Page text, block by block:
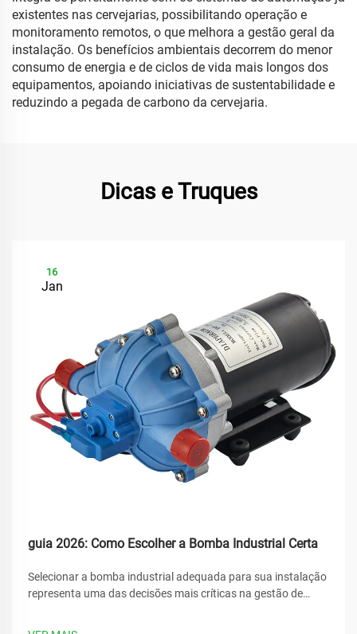
existentes nas cervejarias, possibilitando operação e
monitoramento remotos, o que melhora a gestão geral da
instalação. Os benefícios ambientais decorrem do menor
consumo de energia e de ciclos de vida mais longos dos
equipamentos, apoiando iniciativas de sustentabilidade e
reduzindo a pegada de carbono da cervejaria.
Dicas e Truques
16
Jan
guia 2026: Como Escolher a Bomba Industrial Certa
Selecionar a bomba industrial adequada para sua instalação
representa uma das decisões mais críticas na gestão de